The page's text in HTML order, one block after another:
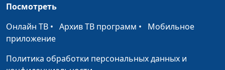
тщеславие
Свобода и смирение
Андрей Довгель,
Уроки Вартимея: Андрей Довгель,
Посмотреть
Онлайн ТВ • Архив ТВ программ • Мобильное
приложение
Политика обработки персональных данных и